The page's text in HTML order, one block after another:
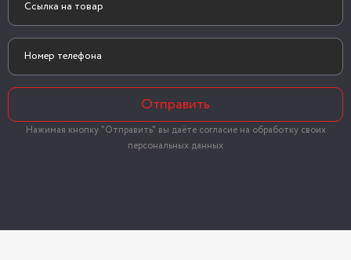
Отправить
Нажимая кнопку "Отправить" вы даёте согласие на обработку своих
персональных данных